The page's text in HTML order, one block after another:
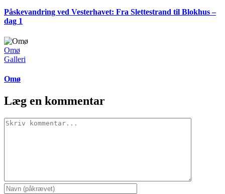
Påskevandring ved Vesterhavet: Fra Slettestrand til Blokhus –
dag 1
Omø
Galleri
Omø
Læg en kommentar
Comment